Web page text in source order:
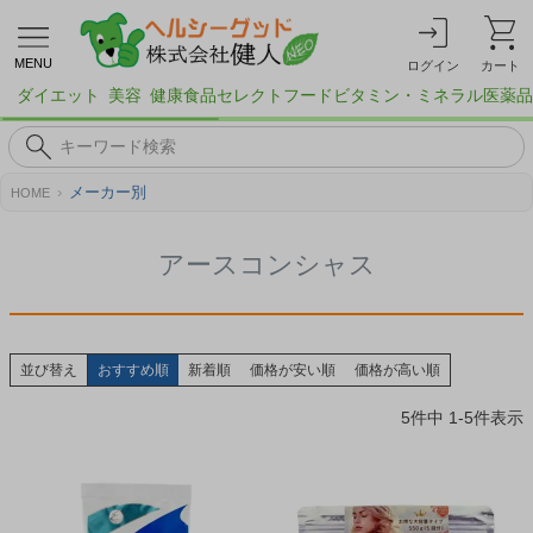
MENU ログイン カート
ダイエット 美容 健康食品セレクトフード ビタミン・ミネラル医薬品
HOME メーカー別
アースコンシャス
並び替え おすすめ順 新着順 価格が安い順 価格が高い順
5件中 1-5件表示